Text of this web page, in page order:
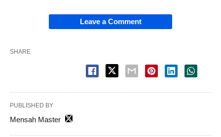
Leave a Comment
SHARE
PUBLISHED BY
Mensah Master